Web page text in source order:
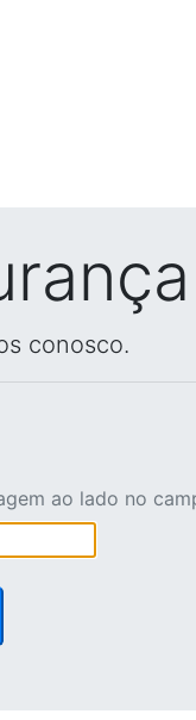
conosco.
ao lado no